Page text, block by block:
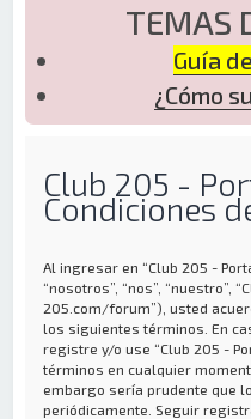
TEMAS
Guía
¿Cómo
Club 205 -
Condiciones
Al ingresar en “Club 205 -
“nosotros”, “nos”, “nuestro”,
205.com/forum”), usted
los siguientes términos. En
registre y/o use “Club 205 -
términos en cualquier
embargo sería prudente que
periódicamente. Seguir